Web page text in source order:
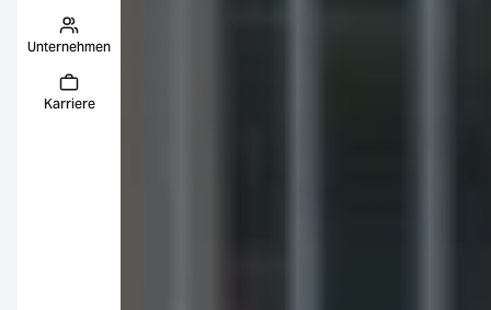
Unternehmen
Karriere